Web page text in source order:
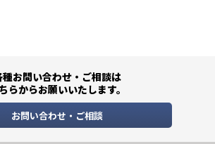
種お問い合わせ・ご相談は
らからお願いいたします。
お問い合わせ・ご相談